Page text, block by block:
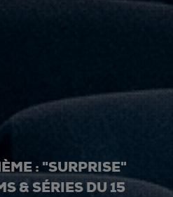
: "SURPRISE"
& SÉRIES DU 15